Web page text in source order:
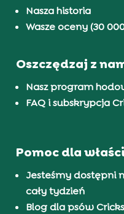
Nasza historia
Wasze oceny (30
Oszczędzaj z
Nasz program
FAQ i subskrypcja
Pomoc dla
Jesteśmy dostępni
cały tydzień
Blog dla psów